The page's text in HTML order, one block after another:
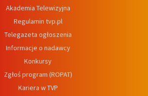
Akademia Telewizyjna
Regulamin tvp.pl
Telegazeta ogłoszenia
Informacje o nadawcy
Konkursy
Zgłoś program (ROPAT)
Kariera w TVP